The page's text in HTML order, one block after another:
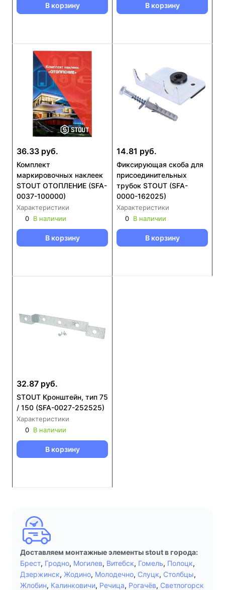
В корзину В корзину
36.33 руб.
Комплект
маркировочных наклеек
STOUT ОТОПЛЕНИЕ (SFA-
0037-100000)
Характеристики
0 В наличии
В корзину
14.81 руб.
Фиксирующая скоба для
присоединительных
трубок STOUT (SFA-
0000-162025)
Характеристики
0 В наличии
В корзину
32.87 руб.
STOUT Кронштейн, тип 75
/ 150 (SFA-0027-252525)
Характеристики
0 В наличии
В корзину
Доставляем монтажные элементы stout в города:
Брест, Гродно, Могилев, Витебск, Гомель, Полоцк,
Дзержинск, Жодино, Молодечно, Слуцк, Столбцы,
Жлобин, Калинковичи, Речица, Рогачёв, Светлогорск